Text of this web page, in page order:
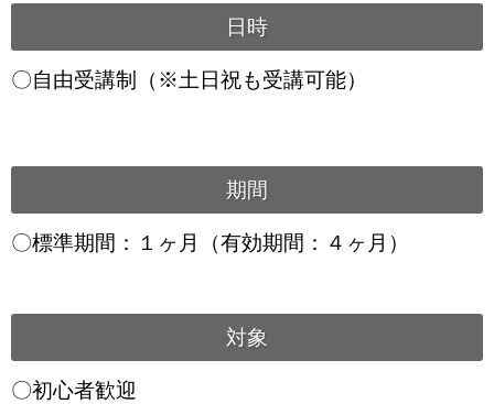
日時
〇自由受講制（※土日祝も受講可能）
期間
〇標準期間：１ヶ月（有効期間：４ヶ月）
対象
〇初心者歓迎